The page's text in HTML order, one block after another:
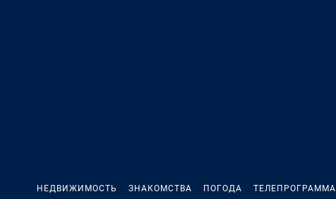
НЕДВИЖИМОСТЬ ЗНАКОМСТВА ПОГОДА ТЕЛЕПРОГРАММА